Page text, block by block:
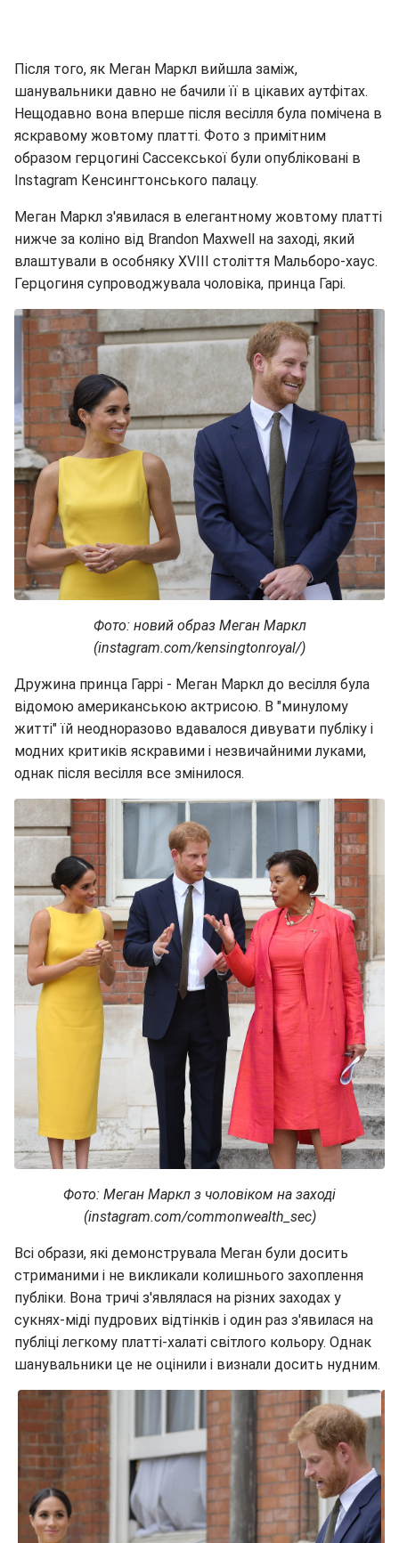
Після того, як Меган Маркл вийшла заміж,
шанувальники давно не бачили її в цікавих аутфітах.
Нещодавно вона вперше після весілля була помічена в
яскравому жовтому платті. Фото з примітним
образом герцогині Сассекської були опубліковані в
Instagram Кенсингтонського палацу.
Меган Маркл з'явилася в елегантному жовтому платті
нижче за коліно від Brandon Maxwell на заході, який
влаштували в особняку XVIII століття Мальборо-хаус.
Герцогиня супроводжувала чоловіка, принца Гарі.
Фото: новий образ Меган Маркл
(instagram.com/kensingtonroyal/)
Дружина принца Гаррі - Меган Маркл до весілля була
відомою американською актрисою. В "минулому
житті" їй неодноразово вдавалося дивувати публіку і
модних критиків яскравими і незвичайними луками,
однак після весілля все змінилося.
Фото: Меган Маркл з чоловіком на заході
(instagram.com/commonwealth_sec)
Всі образи, які демонструвала Меган були досить
стриманими і не викликали колишнього захоплення
публіки. Вона тричі з'являлася на різних заходах у
сукнях-міді пудрових відтінків і один раз з'явилася на
публіці легкому платті-халаті світлого кольору. Однак
шанувальники це не оцінили і визнали досить нудним.